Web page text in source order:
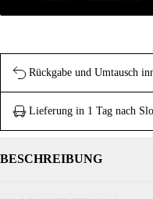
Rückgabe und Umtausch
Lieferung in 1 Tag nach
BESCHREIBUNG